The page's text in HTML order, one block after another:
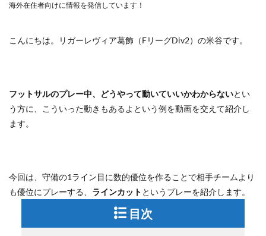
海外在住者向けに情報を発信しています！
こんにちは。リガーレヴィア葛飾（FリーグDiv2）の米谷です。
フットサルのプレー中、どうやって動いていいかわからないとい
う方に、こういった動きもあるよという例を動画を交えて紹介し
ます。
今回は、守備の1ライン目に数的優位を作ることで相手チームより
も優位にプレーする、 ラインカット というプレーを紹介します。
目次